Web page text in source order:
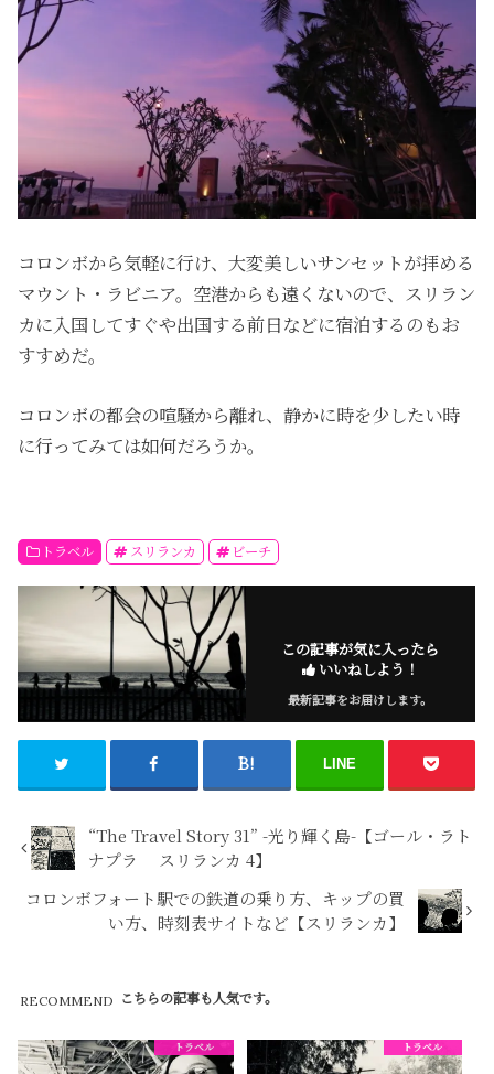
コロンボから気軽に行け、大変美しいサンセットが拝める
マウント・ラビニア。空港からも遠くないので、スリラン
カに入国してすぐや出国する前日などに宿泊するのもお
すすめだ。
コロンボの都会の喧騒から離れ、静かに時を少したい時
に行ってみては如何だろうか。
トラベル スリランカ ビーチ
この記事が気に入ったら
いいねしよう！
最新記事をお届けします。
LINE
“The Travel Story 31” -光り輝く島-【ゴール・ラト
ナプラ スリランカ 4】
コロンボフォート駅での鉄道の乗り方、キップの買
い方、時刻表サイトなど【スリランカ】
RECOMMEND こちらの記事も人気です。
トラベル トラベル